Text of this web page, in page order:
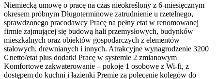
Niemiecką umowę o pracę na czas nieokreślony z 6-miesięcznym
okresem próbnym Długoterminowe zatrudnienie u rzetelnego,
sprawdzonego pracodawcy Pracę na pełny etat w renomowanej
firmie zajmującej się budową hali przemysłowych, budynków
mieszkalnych oraz obiektów gospodarczych z elementów
stalowych, drewnianych i innych. Atrakcyjne wynagrodzenie 3200
€ netto/etat plus dodatki Pracę w systemie 2 zmianowym
Komfortowe zakwaterowanie – pokoje 1 osobowe z Wi-fi, z
dostępem do kuchni i łazienki Premie za polecenie kolegów do